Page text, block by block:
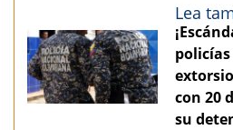
Lea
con 20
su